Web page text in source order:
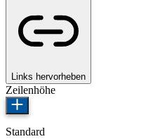
Links hervorheben
Zeilenhöhe
Standard